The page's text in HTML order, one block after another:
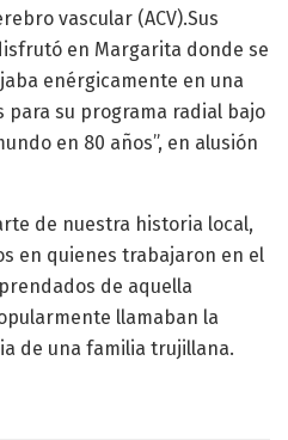
vascular (ACV).Sus
en Margarita donde se
enérgicamente en una
para su programa radial bajo
en 80 años”, en alusión
de nuestra historia local,
en quienes trabajaron en el
de aquella
llamaban la
de una familia trujillana.